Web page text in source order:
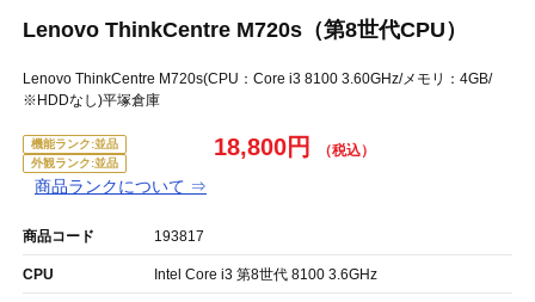
Lenovo ThinkCentre M720s（第8世代CPU）
Lenovo ThinkCentre M720s(CPU：Core i3 8100 3.60GHz/メモリ：4GB/
※HDDなし)平塚倉庫
機能ランク:並品
外観ランク:並品
商品ランクについて ⇒
18,800円
商品コード 193817
CPU Intel Core i3 第8世代 8100 3.6GHz